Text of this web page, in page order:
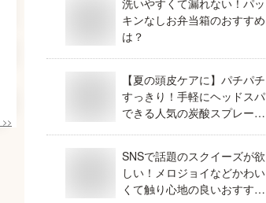
>>
洗いやすくて漏れない！パッ
キンなしお弁当箱のおすすめ
は？
【夏の頭皮ケアに】パチパチ
すっきり！手軽にヘッドスパ
できる人気の炭酸スプレーを
SNSで話題のスクイーズが欲
しい！メロジョイなどかわい
くて触り心地の良いおすすめ